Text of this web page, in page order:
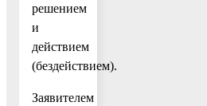
решением
и
действием
(бездействием).
Заявителем